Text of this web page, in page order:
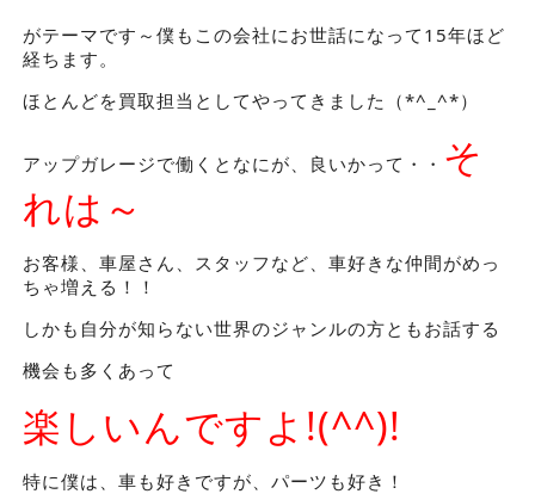
がテーマです～僕もこの会社にお世話になって15年ほど
経ちます。
ほとんどを買取担当としてやってきました（*^_^*）
アップガレージで働くとなにが、良いかって・・ そ
れは～
お客様、車屋さん、スタッフなど、車好きな仲間がめっ
ちゃ増える！！
しかも自分が知らない世界のジャンルの方ともお話する
機会も多くあって
楽しいんですよ!(^^)!
特に僕は、車も好きですが、パーツも好き！